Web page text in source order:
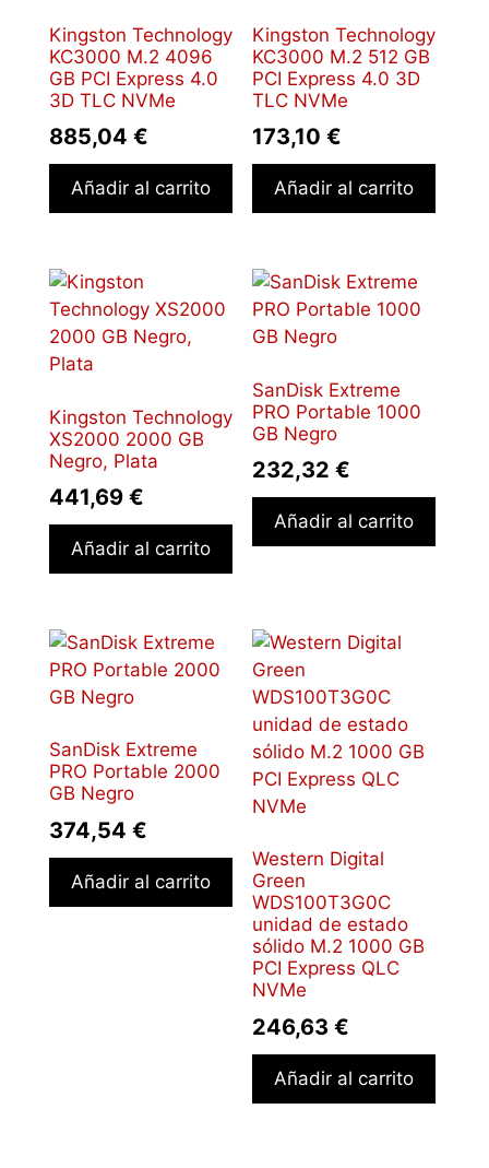
Kingston Technology
KC3000 M.2 4096
GB PCI Express 4.0
3D TLC NVMe
885,04 €
Añadir al carrito
Kingston Technology
KC3000 M.2 512 GB
PCI Express 4.0 3D
TLC NVMe
173,10€
Añadir al carrito
Kingston Technology
XS2000 2000 GB
Negro, Plata
441,69 €
Añadir al carrito
SanDisk Extreme
PRO Portable 1000
GB Negro
232,32€
Añadir al carrito
SanDisk Extreme
PRO Portable 2000
GB Negro
374,54 €
Añadir al carrito
Western Digital
Green
WDS100T3G0C
unidad de estado
sólido M.2 1000 GB
PCI Express QLC
NVMe
246,63€
Añadir al carrito